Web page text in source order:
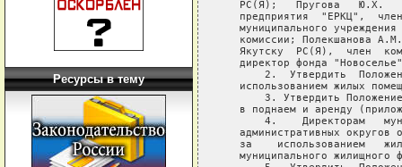
Ресурсы в тему